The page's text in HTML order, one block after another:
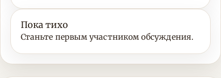
Пока тихо
Станьте первым участником обсуждения.